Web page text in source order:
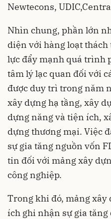
Newtecons,
Nhìn chung, phần lớn
diện với hàng loạt
lực đẩy mạnh quá trình
tâm lý lạc quan đối với
được duy trì trong năm
xây dựng hạ tầng, xây
dựng năng và tiện ích,
dựng thương mại. Việc
sự gia tăng nguồn vốn
tin đối với mảng xây
công nghiệp.
Trong khi đó, mảng
ích ghi nhận sự gia